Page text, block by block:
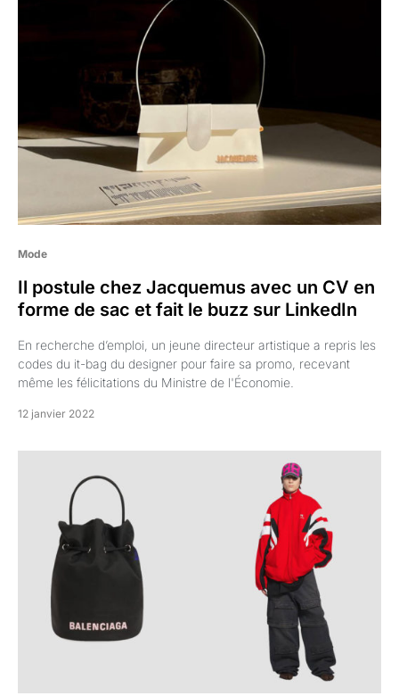
Mode
Il postule chez Jacquemus avec un CV en
forme de sac et fait le buzz sur LinkedIn
En recherche d’emploi, un jeune directeur artistique a repris les
codes du it-bag du designer pour faire sa promo, recevant
même les félicitations du Ministre de l'Économie.
12 janvier 2022